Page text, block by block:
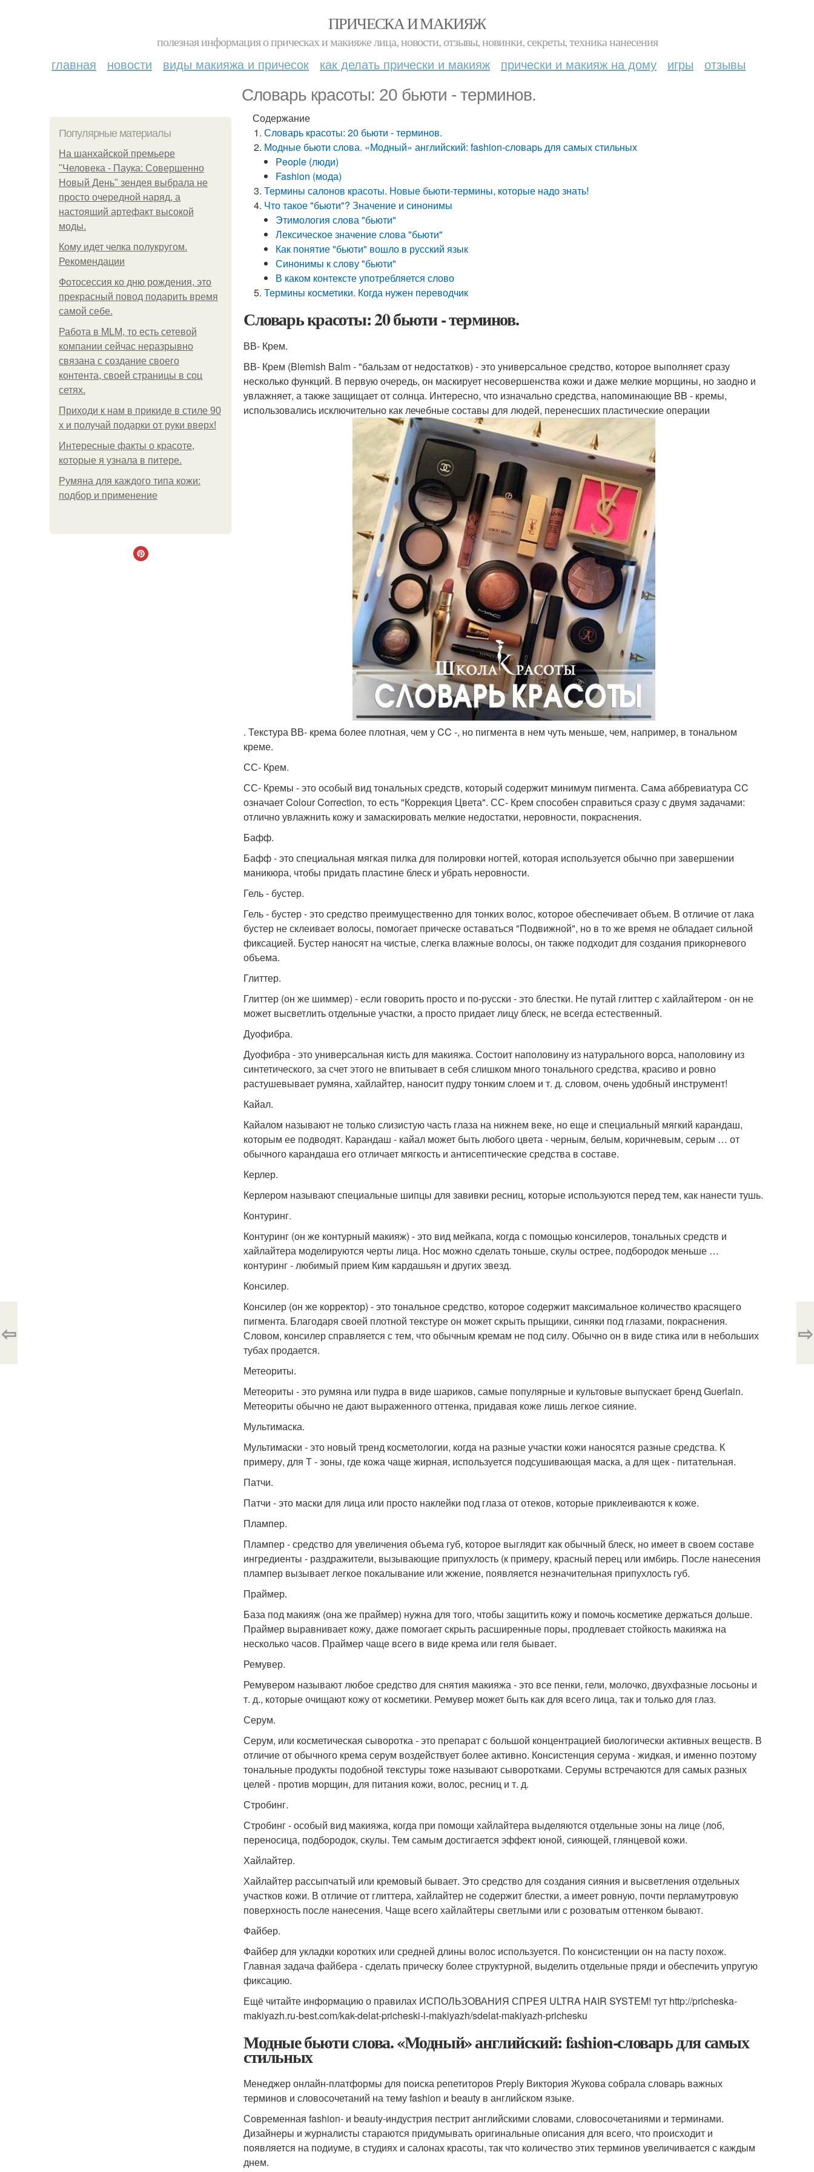
ПРИЧЕСКА И МАКИЯЖ
полезная информация о прическах и макияже лица, новости, отзывы, новинки, секреты, техника нанесения
главная новости виды макияжа и причесок как делать прически и макияж прически и макияж на дому игры отзывы
Словарь красоты: 20 бьюти - терминов.
Популярные материалы
На шанхайской премьере
"Человека - Паука: Совершенно
Новый День" зендея выбрала не
просто очередной наряд, а
настоящий артефакт высокой
моды.
Кому идет челка полукругом.
Рекомендации
Фотосессия ко дню рождения, это
прекрасный повод подарить время
самой себе.
Работа в MLM, то есть сетевой
компании сейчас неразрывно
связана с создание своего
контента, своей страницы в соц
сетях.
Приходи к нам в прикиде в стиле 90
х и получай подарки от руки вверх!
Интересные факты о красоте,
которые я узнала в питере.
Румяна для каждого типа кожи:
подбор и применение
Содержание
Словарь красоты: 20 бьюти - терминов.
Модные бьюти слова. «Модный» английский: fashion-словарь для самых стильных
People (люди)
Fashion (мода)
Термины салонов красоты. Новые бьюти-термины, которые надо знать!
Что такое "бьюти"? Значение и синонимы
Этимология слова "бьюти"
Лексическое значение слова "бьюти"
Как понятие "бьюти" вошло в русский язык
Синонимы к слову "бьюти"
В каком контексте употребляется слово
Термины косметики. Когда нужен переводчик
Словарь красоты: 20 бьюти - терминов.
ВВ- Крем.
ВВ- Крем (Blemish Balm - "бальзам от недостатков) - это универсальное средство, которое выполняет сразу
несколько функций. В первую очередь, он маскирует несовершенства кожи и даже мелкие морщины, но заодно и
увлажняет, а также защищает от солнца. Интересно, что изначально средства, напоминающие BB - кремы,
использовались исключительно как лечебные составы для людей, перенесших пластические операции
. Текстура ВВ- крема более плотная, чем у CC -, но пигмента в нем чуть меньше, чем, например, в тональном
креме.
СС- Крем.
СС- Кремы - это особый вид тональных средств, который содержит минимум пигмента. Сама аббревиатура CC
означает Colour Correction, то есть "Коррекция Цвета". СС- Крем способен справиться сразу с двумя задачами:
отлично увлажнить кожу и замаскировать мелкие недостатки, неровности, покраснения.
Бафф.
Бафф - это специальная мягкая пилка для полировки ногтей, которая используется обычно при завершении
маникюра, чтобы придать пластине блеск и убрать неровности.
Гель - бустер.
Гель - бустер - это средство преимущественно для тонких волос, которое обеспечивает объем. В отличие от лака
бустер не склеивает волосы, помогает прическе оставаться "Подвижной", но в то же время не обладает сильной
фиксацией. Бустер наносят на чистые, слегка влажные волосы, он также подходит для создания прикорневого
объема.
Глиттер.
Глиттер (он же шиммер) - если говорить просто и по-русски - это блестки. Не путай глиттер с хайлайтером - он не
может высветлить отдельные участки, а просто придает лицу блеск, не всегда естественный.
Дуофибра.
Дуофибра - это универсальная кисть для макияжа. Состоит наполовину из натурального ворса, наполовину из
синтетического, за счет этого не впитывает в себя слишком много тонального средства, красиво и ровно
растушевывает румяна, хайлайтер, наносит пудру тонким слоем и т. д. словом, очень удобный инструмент!
Кайал.
Кайалом называют не только слизистую часть глаза на нижнем веке, но еще и специальный мягкий карандаш,
которым ее подводят. Карандаш - кайал может быть любого цвета - черным, белым, коричневым, серым … от
обычного карандаша его отличает мягкость и антисептические средства в составе.
Керлер.
Керлером называют специальные шипцы для завивки ресниц, которые используются перед тем, как нанести тушь.
Контуринг.
Контуринг (он же контурный макияж) - это вид мейкапа, когда с помощью консилеров, тональных средств и
хайлайтера моделируются черты лица. Нос можно сделать тоньше, скулы острее, подбородок меньше …
контуринг - любимый прием Ким кардашьян и других звезд.
Консилер.
Консилер (он же корректор) - это тональное средство, которое содержит максимальное количество красящего
пигмента. Благодаря своей плотной текстуре он может скрыть прыщики, синяки под глазами, покраснения.
Словом, консилер справляется с тем, что обычным кремам не под силу. Обычно он в виде стика или в небольших
тубах продается.
Метеориты.
Метеориты - это румяна или пудра в виде шариков, самые популярные и культовые выпускает бренд Guerlain.
Метеориты обычно не дают выраженного оттенка, придавая коже лишь легкое сияние.
Мультимаска.
Мультимаски - это новый тренд косметологии, когда на разные участки кожи наносятся разные средства. К
примеру, для Т - зоны, где кожа чаще жирная, используется подсушивающая маска, а для щек - питательная.
Патчи.
Патчи - это маски для лица или просто наклейки под глаза от отеков, которые приклеиваются к коже.
Плампер.
Плампер - средство для увеличения объема губ, которое выглядит как обычный блеск, но имеет в своем составе
ингредиенты - раздражители, вызывающие припухлость (к примеру, красный перец или имбирь. После нанесения
плампер вызывает легкое покалывание или жжение, появляется незначительная припухлость губ.
Праймер.
База под макияж (она же праймер) нужна для того, чтобы защитить кожу и помочь косметике держаться дольше.
Праймер выравнивает кожу, даже помогает скрыть расширенные поры, продлевает стойкость макияжа на
несколько часов. Праймер чаще всего в виде крема или геля бывает.
Ремувер.
Ремувером называют любое средство для снятия макияжа - это все пенки, гели, молочко, двухфазные лосьоны и
т. д., которые очищают кожу от косметики. Ремувер может быть как для всего лица, так и только для глаз.
Серум.
Серум, или косметическая сыворотка - это препарат с большой концентрацией биологически активных веществ. В
отличие от обычного крема серум воздействует более активно. Консистенция серума - жидкая, и именно поэтому
тональные продукты подобной текстуры тоже называют сыворотками. Серумы встречаются для самых разных
целей - против морщин, для питания кожи, волос, ресниц и т. д.
Стробинг.
Стробинг - особый вид макияжа, когда при помощи хайлайтера выделяются отдельные зоны на лице (лоб,
переносица, подбородок, скулы. Тем самым достигается эффект юной, сияющей, глянцевой кожи.
Хайлайтер.
Хайлайтер рассыпчатый или кремовый бывает. Это средство для создания сияния и высветления отдельных
участков кожи. В отличие от глиттера, хайлайтер не содержит блестки, а имеет ровную, почти перламутровую
поверхность после нанесения. Чаще всего хайлайтеры светлыми или с розоватым оттенком бывают.
Файбер.
Файбер для укладки коротких или средней длины волос используется. По консистенции он на пасту похож.
Главная задача файбера - сделать прическу более структурной, выделить отдельные пряди и обеспечить упругую
фиксацию.
Ещё читайте информацию о правилах ИСПОЛЬЗОВАНИЯ СПРЕЯ ULTRA HAIR SYSTEM! тут http://pricheska-
makiyazh.ru-best.com/kak-delat-pricheski-i-makiyazh/sdelat-makiyazh-prichesku
Модные бьюти слова. «Модный» английский: fashion-словарь для самых
стильных
Менеджер онлайн-платформы для поиска репетиторов Preply Виктория Жукова собрала словарь важных
терминов и словосочетаний на тему fashion и beauty в английском языке.
Современная fashion- и beauty-индустрия пестрит английскими словами, словосочетаниями и терминами.
Дизайнеры и журналисты стараются придумывать оригинальные описания для всего, что происходит и
появляется на подиуме, в студиях и салонах красоты, так что количество этих терминов увеличивается с каждым
днем.
⇦ ⇨